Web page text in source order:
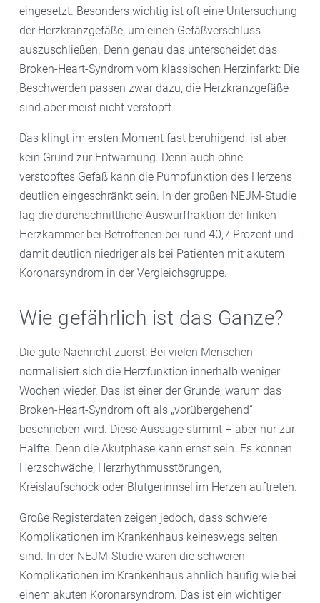
eingesetzt. Besonders wichtig ist oft eine Untersuchung
der Herzkranzgefäße, um einen Gefäßverschluss
auszuschließen. Denn genau das unterscheidet das
Broken-Heart-Syndrom vom klassischen Herzinfarkt: Die
Beschwerden passen zwar dazu, die Herzkranzgefäße
sind aber meist nicht verstopft.
Das klingt im ersten Moment fast beruhigend, ist aber
kein Grund zur Entwarnung. Denn auch ohne
verstopftes Gefäß kann die Pumpfunktion des Herzens
deutlich eingeschränkt sein. In der großen NEJM-Studie
lag die durchschnittliche Auswurffraktion der linken
Herzkammer bei Betroffenen bei rund 40,7 Prozent und
damit deutlich niedriger als bei Patienten mit akutem
Koronarsyndrom in der Vergleichsgruppe.
Wie gefährlich ist das Ganze?
Die gute Nachricht zuerst: Bei vielen Menschen
normalisiert sich die Herzfunktion innerhalb weniger
Wochen wieder. Das ist einer der Gründe, warum das
Broken-Heart-Syndrom oft als „vorübergehend“
beschrieben wird. Diese Aussage stimmt – aber nur zur
Hälfte. Denn die Akutphase kann ernst sein. Es können
Herzschwäche, Herzrhythmusstörungen,
Kreislaufschock oder Blutgerinnsel im Herzen auftreten.
Große Registerdaten zeigen jedoch, dass schwere
Komplikationen im Krankenhaus keineswegs selten
sind. In der NEJM-Studie waren die schweren
Komplikationen im Krankenhaus ähnlich häufig wie bei
einem akuten Koronarsyndrom. Das ist ein wichtiger